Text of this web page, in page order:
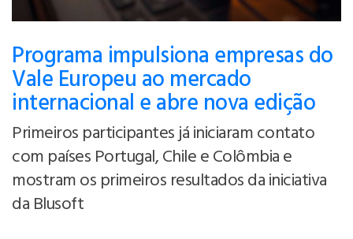
Programa impulsiona empresas do
Vale Europeu ao mercado
internacional e abre nova edição
Primeiros participantes já iniciaram contato
com países Portugal, Chile e Colômbia e
mostram os primeiros resultados da iniciativa
da Blusoft